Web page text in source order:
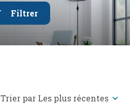
Filtrer
Trier par Les plus récentes